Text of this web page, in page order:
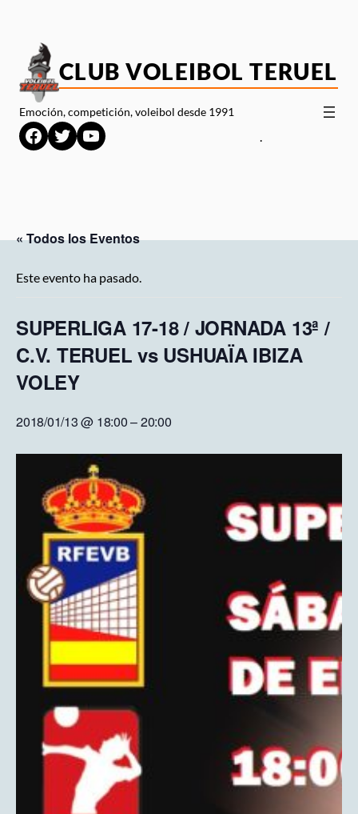
CLUB VOLEIBOL TERUEL
Emoción, competición, voleibol desde 1991
Facebook
TwitterYouTube .
« Todos los Eventos
Este evento ha pasado.
SUPERLIGA 17-18 / JORNADA 13ª /
C.V. TERUEL vs USHUAÏA IBIZA
VOLEY
2018/01/13 @ 18:00–20:00